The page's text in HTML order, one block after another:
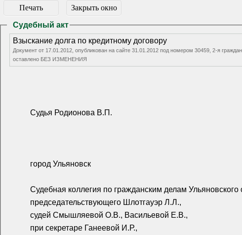
Печать Закрыть окно
Судебный акт
Взыскание долга по кредитному договору
Документ от 17.01.2012, опубликован на сайте 31.01.2012 под номером 30459, 2-я
оставлено БЕЗ ИЗМЕНЕНИЯ
Судья Родионова В.П.
город Ульяновск
Судебная коллегия по гражданским делам Ульяновского
председательствующего Шлотгауэр Л.Л.,
судей Смышляевой О.В., Васильевой Е.В.,
при секретаре Ганеевой И.Р.,